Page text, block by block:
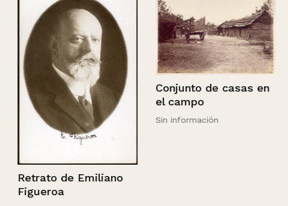
Retrato de Emiliano
Figueroa
Conjunto de casas en
el campo
Sin información